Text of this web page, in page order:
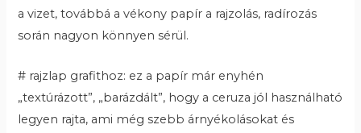
a vizet, továbbá a vékony papír a rajzolás, radírozás
során nagyon könnyen sérül.
# rajzlap grafithoz: ez a papír már enyhén
„textúrázott”, „barázdált”, hogy a ceruza jól használható
legyen rajta, ami még szebb árnyékolásokat és